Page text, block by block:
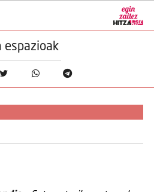
espazioak